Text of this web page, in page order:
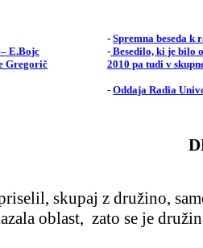
–E.Bojc
Gregorič
-Spremna beseda k
- Besedilo, ki je bilo
2010 pa tudi v
-Oddaja Radia
skupaj z družino,
oblast, zato se je